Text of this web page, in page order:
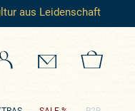
aus Leidenschaft
Login Kontakt